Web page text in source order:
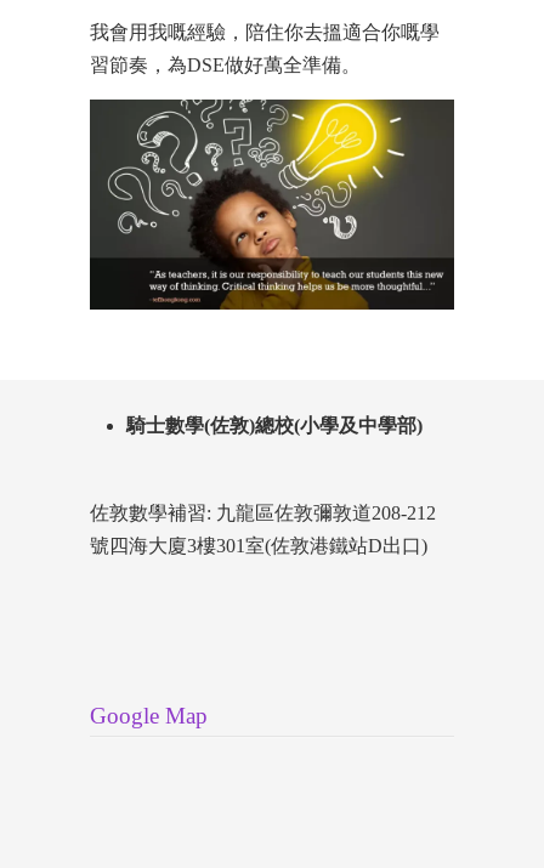
我會用我嘅經驗，陪住你去搵適合你嘅學
習節奏，為DSE做好萬全準備。
騎士數學(佐敦)總校(小學及中學部)
佐敦數學補習: 九龍區佐敦彌敦道208-212
號四海大廈3樓301室(佐敦港鐵站D出口)
Google Map